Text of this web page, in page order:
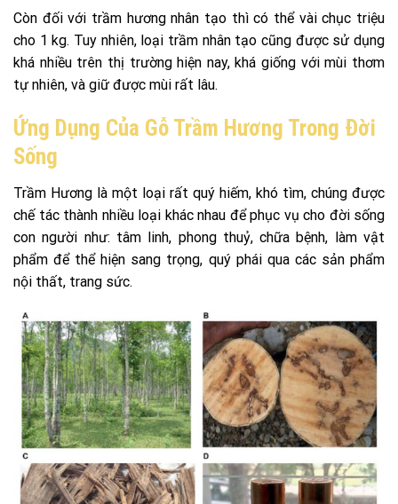
Còn đối với trầm hương nhân tạo thì có thể vài chục triệu
cho 1 kg. Tuy nhiên, loại trầm nhân tạo cũng được sử dụng
khá nhiều trên thị trường hiện nay, khá giống với mùi thơm
tự nhiên, và giữ được mùi rất lâu.
Ứng Dụng Của Gỗ Trầm Hương Trong Đời
Sống
Trầm Hương là một loại rất quý hiếm, khó tìm, chúng được
chế tác thành nhiều loại khác nhau để phục vụ cho đời sống
con người như: tâm linh, phong thuỷ, chữa bệnh, làm vật
phẩm để thể hiện sang trọng, quý phái qua các sản phẩm
nội thất, trang sức.